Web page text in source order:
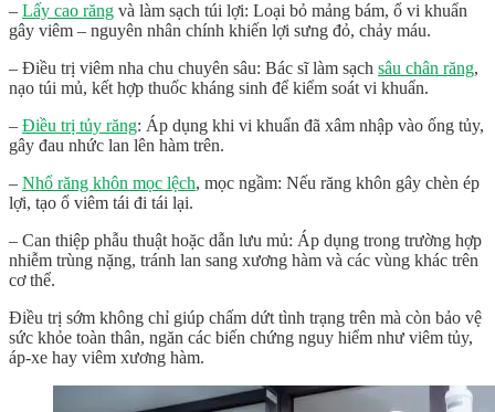
– Lấy cao răng và làm sạch túi lợi: Loại bỏ mảng bám, ổ vi khuẩn
gây viêm – nguyên nhân chính khiến lợi sưng đỏ, chảy máu.
– Điều trị viêm nha chu chuyên sâu: Bác sĩ làm sạch sâu chân răng,
nạo túi mủ, kết hợp thuốc kháng sinh để kiểm soát vi khuẩn.
– Điều trị tủy răng: Áp dụng khi vi khuẩn đã xâm nhập vào ống tủy,
gây đau nhức lan lên hàm trên.
– Nhổ răng khôn mọc lệch, mọc ngầm: Nếu răng khôn gây chèn ép
lợi, tạo ổ viêm tái đi tái lại.
– Can thiệp phẫu thuật hoặc dẫn lưu mủ: Áp dụng trong trường hợp
nhiễm trùng nặng, tránh lan sang xương hàm và các vùng khác trên
cơ thể.
Điều trị sớm không chỉ giúp chấm dứt tình trạng trên mà còn bảo vệ
sức khỏe toàn thân, ngăn các biến chứng nguy hiểm như viêm tủy,
áp-xe hay viêm xương hàm.